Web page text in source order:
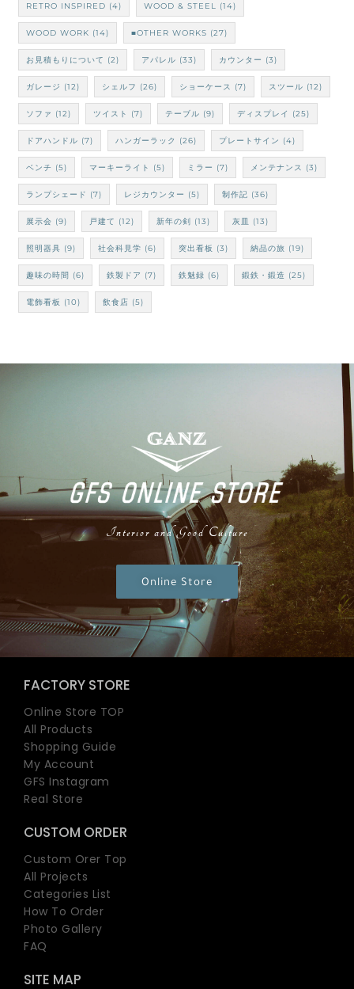
RETRO INSPIRED (4) WOOD & STEEL (14)
WOOD WORK (14) ■OTHER WORKS (27)
お見積もりについて (2) アパレル (33) カウンター (3)
ガレージ (12) シェルフ (26) ショーケース (7) スツール (12)
ソファ (12) ツイスト (7) テーブル (9) ディスプレイ (25)
ドアハンドル (7) ハンガーラック (26) プレートサイン (4)
ベンチ (5) マーキーライト (5) ミラー (7) メンテナンス (3)
ランプシェード (7) レジカウンター (5) 制作記 (36)
展示会 (9) 戸建て (12) 新年の剣 (13) 灰皿 (13)
照明器具 (9) 社会科見学 (6) 突出看板 (3) 納品の旅 (19)
趣味の時間 (6) 鉄製ドア (7) 鉄魅録 (6) 鍛鉄・鍛造 (25)
電飾看板 (10) 飲食店 (5)
Interior and Good Culture
Online Store
FACTORY STORE
Online Store TOP
All Products
Shopping Guide
My Account
GFS Instagram
Real Store
CUSTOM ORDER
Custom Orer Top
All Projects
Categories List
How To Order
Photo Gallery
FAQ
SITE MAP